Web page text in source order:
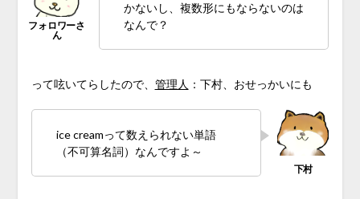
かないし、複数形にもならないのは
なんで？
って呟いてらしたので、 管理人 ：下村、おせっかいにも
ice creamって数えられない単語
（不可算名詞）なんですよ～